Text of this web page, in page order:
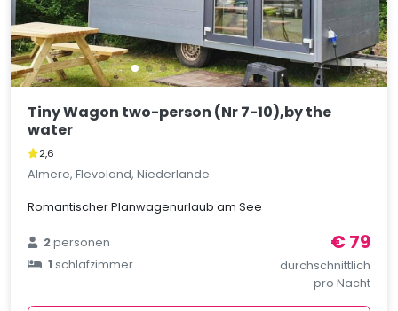
Tiny Wagon two-person (Nr 7-10),by the
water
2,6
Almere, Flevoland, Niederlande
Romantischer Planwagenurlaub am See
2personen
1schlafzimmer
€ 79
durchschnittlich
pro Nacht